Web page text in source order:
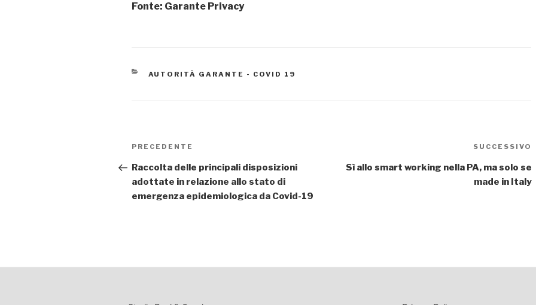
Fonte: Garante Privacy
CATEGORIE
AUTORITÀ GARANTE - COVID 19
Navigazione
articoli
Articolo
PRECEDENTE
Raccolta delle principali disposizioni
adottate in relazione allo stato di
emergenza epidemiologica da Covid-19
SUCCESSIVO
Sì allo smart working nella PA, ma solo se
made in Italy